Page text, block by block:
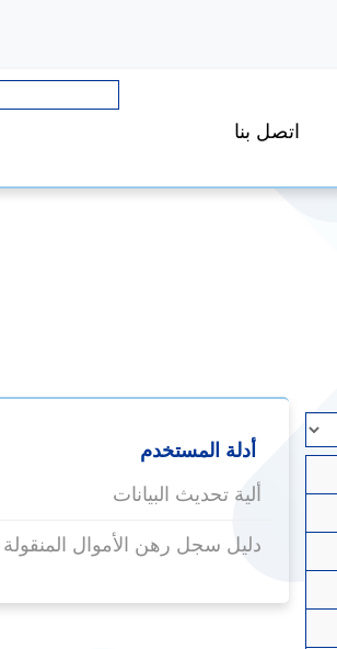
اتصل بنا
أدلة المستخدم
ألية تحديث البيانات
دليل سجل رهن الأموال المنقولة